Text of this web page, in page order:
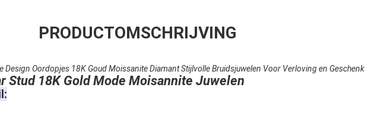
PRODUCTOMSCHRIJVING
Design Oordopjes 18K Goud Moissanite Diamant Stijlvolle Bruidsjuwelen Voor Verloving en Geschenk
Stud 18K Gold Mode Moisannite Juwelen